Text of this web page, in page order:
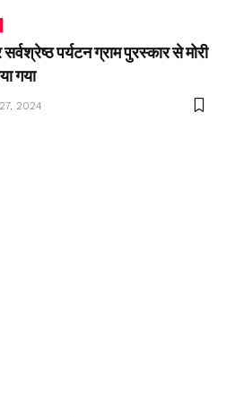
पर्यटन ग्राम पुरस्कार से मोरी
गया
2024